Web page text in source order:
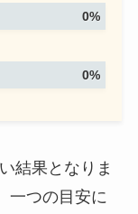
0%
0%
結果となりま
一つの目安に